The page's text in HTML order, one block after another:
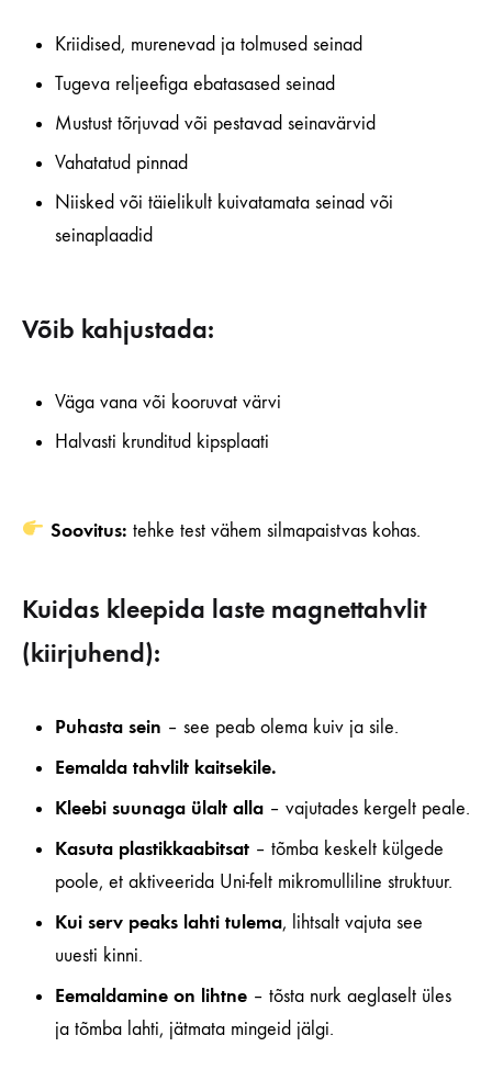
Kriidised, murenevad ja tolmused seinad
Tugeva reljeefiga ebatasased seinad
Mustust tõrjuvad või pestavad seinavärvid
Vahatatud pinnad
Niisked või täielikult kuivatamata seinad või
seinaplaadid
Võib kahjustada:
Väga vana või kooruvat värvi
Halvasti krunditud kipsplaati
Soovitus: tehke test vähem silmapaistvas kohas.
Kuidas kleepida laste magnettahvlit
(kiirjuhend):
Puhasta sein – see peab olema kuiv ja sile.
Eemalda tahvlilt kaitsekile.
Kleebi suunaga ülalt alla – vajutades kergelt peale.
Kasuta plastikkaabitsat – tõmba keskelt külgede
poole, et aktiveerida Uni-felt mikromulliline struktuur.
Kui serv peaks lahti tulema, lihtsalt vajuta see
uuesti kinni.
Eemaldamine on lihtne – tõsta nurk aeglaselt üles
ja tõmba lahti, jätmata mingeid jälgi.